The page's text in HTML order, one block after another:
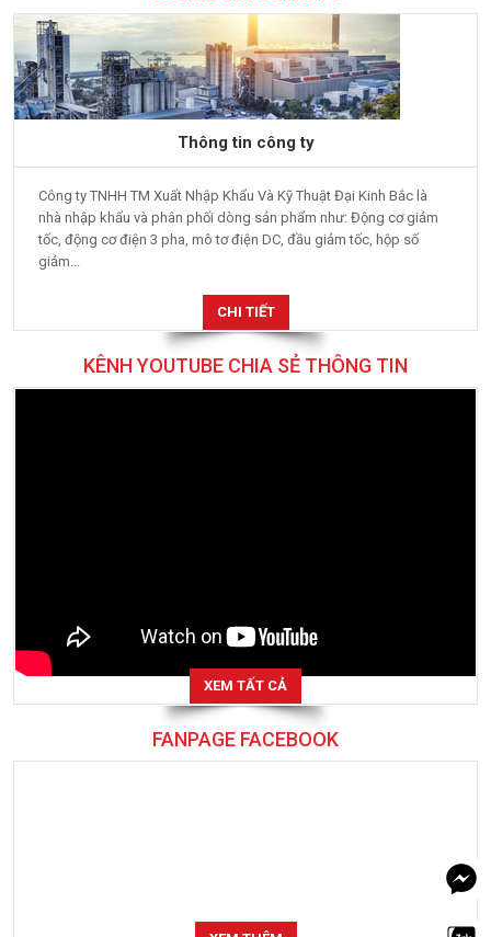
Thông tin công ty
Công ty TNHH TM Xuất Nhập Khẩu Và Kỹ Thuật Đại Kinh Bắc là
nhà nhập khẩu và phân phối dòng sản phẩm như: Động cơ giảm
tốc, động cơ điện 3 pha, mô tơ điện DC, đầu giảm tốc, hộp số
giảm...
KÊNH YOUTUBE CHIA SẺ THÔNG TIN
FANPAGE FACEBOOK